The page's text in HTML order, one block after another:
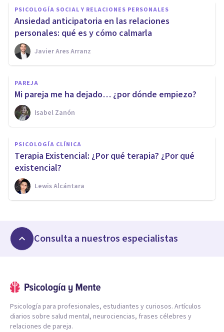
PSICOLOGÍA SOCIAL Y RELACIONES PERSONALES
Ansiedad anticipatoria en las relaciones
personales: qué es y cómo calmarla
Javier Ares Arranz
PAREJA
Mi pareja me ha dejado… ¿por dónde empiezo?
Isabel Zanón
PSICOLOGÍA CLÍNICA
Terapia Existencial: ¿Por qué terapia? ¿Por qué
existencial?
Lewis Alcántara
Consulta a nuestros especialistas
Psicología para profesionales, estudiantes y curiosos. Artículos
diarios sobre salud mental, neurociencias, frases célebres y
relaciones de pareja.